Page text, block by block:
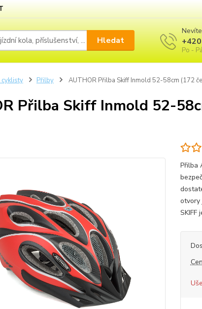
Hledat
Po -
Přilby AUTHOR Přilba Skiff Inmold 52-58cm (172
Přilba Skiff Inmold 52-
Přilba
otvory
SKIFF